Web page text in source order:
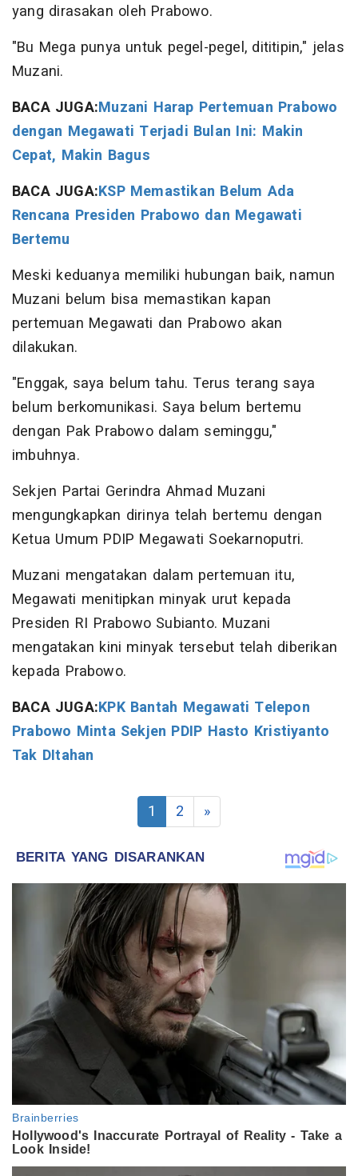
yang dirasakan oleh Prabowo.
"Bu Mega punya untuk pegel-pegel, dititipin," jelas
Muzani.
BACA JUGA:Muzani Harap Pertemuan Prabowo
dengan Megawati Terjadi Bulan Ini: Makin
Cepat, Makin Bagus
BACA JUGA:KSP Memastikan Belum Ada
Rencana Presiden Prabowo dan Megawati
Bertemu
Meski keduanya memiliki hubungan baik, namun
Muzani belum bisa memastikan kapan
pertemuan Megawati dan Prabowo akan
dilakukan.
"Enggak, saya belum tahu. Terus terang saya
belum berkomunikasi. Saya belum bertemu
dengan Pak Prabowo dalam seminggu,"
imbuhnya.
Sekjen Partai Gerindra Ahmad Muzani
mengungkapkan dirinya telah bertemu dengan
Ketua Umum PDIP Megawati Soekarnoputri.
Muzani mengatakan dalam pertemuan itu,
Megawati menitipkan minyak urut kepada
Presiden RI Prabowo Subianto. Muzani
mengatakan kini minyak tersebut telah diberikan
kepada Prabowo.
BACA JUGA:KPK Bantah Megawati Telepon
Prabowo Minta Sekjen PDIP Hasto Kristiyanto
Tak DItahan
1 2 »